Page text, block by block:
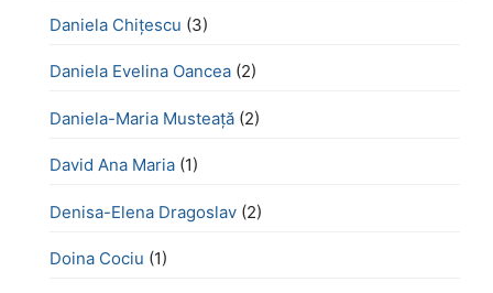
Daniela Chițescu (3)
Daniela Evelina Oancea (2)
Daniela-Maria Musteață (2)
David Ana Maria (1)
Denisa-Elena Dragoslav (2)
Doina Cociu (1)